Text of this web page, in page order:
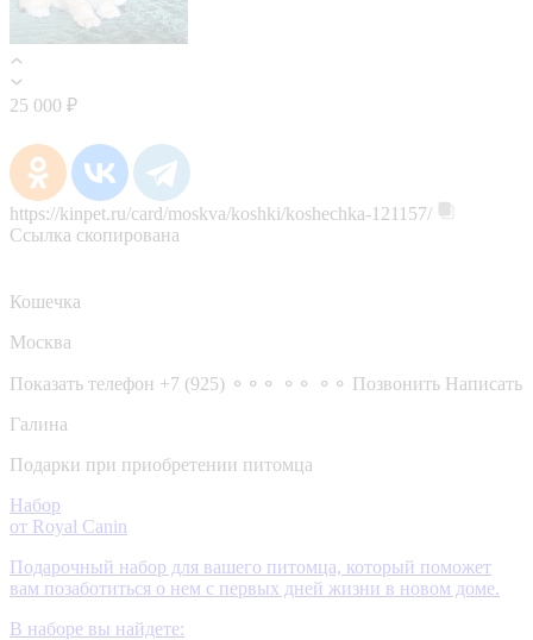
25 000 ₽
https://kinpet.ru/card/moskva/koshki/koshechka-121157/
Ссылка скопирована
Кошечка
Москва
Показать телефон +7 (925) ⚬⚬⚬ ⚬⚬ ⚬⚬ Позвонить Написать
Галина
Подарки при приобретении питомца
Набор
от Royal Canin
Подарочный набор для вашего питомца, который поможет
вам позаботиться о нем с первых дней жизни в новом доме.
В наборе вы найдете: